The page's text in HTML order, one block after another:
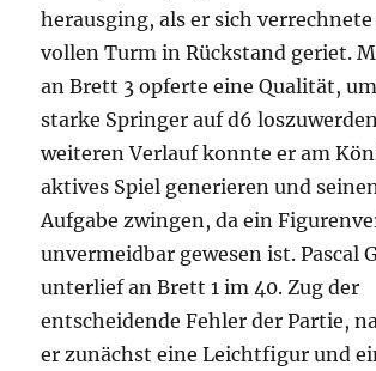
herausging, als er sich
vollen Turm in Rückstand geriet.
an Brett 3 opferte eine Qualität,
starke Springer auf d6
weiteren Verlauf konnte er am
aktives Spiel generieren und
Aufgabe zwingen, da ein
unvermeidbar gewesen ist. Pascal
unterlief an Brett 1 im 40. Zug der
entscheidende Fehler der Partie,
er zunächst eine Leichtfigur und